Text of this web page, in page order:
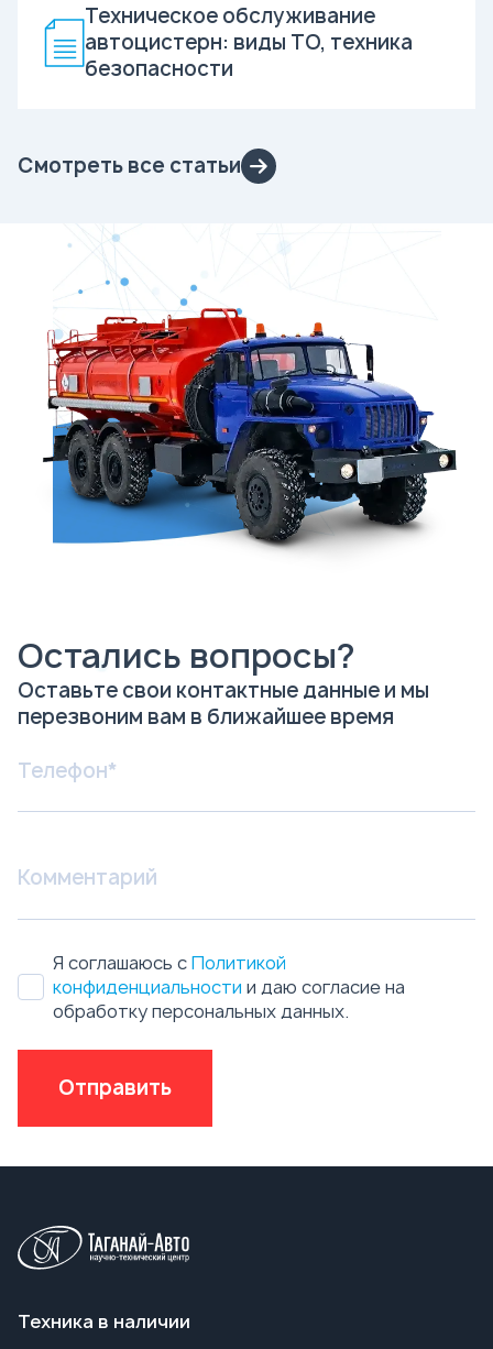
Техническое обслуживание
автоцистерн: виды ТО, техника
безопасности
Смотреть все статьи
Остались вопросы?
Оставьте свои контактные данные и мы
перезвоним вам в ближайшее время
конфиденциальностии даю согласие на
Отправить
Автотопливозаправщики АТЗ
Автоцистерны нефтепромысловые АЦН